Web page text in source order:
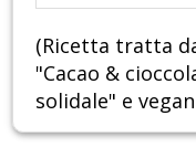
(Ricetta tratta
"Cacao &
solidale" e